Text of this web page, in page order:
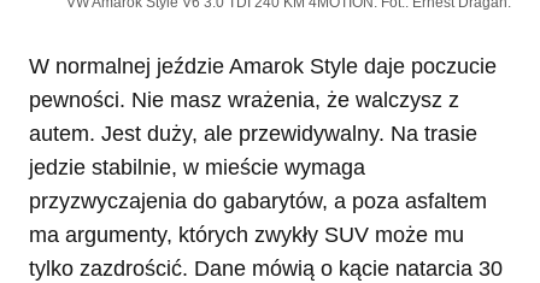
W normalnej jeździe Amarok Style daje poczucie
pewności. Nie masz wrażenia, że walczysz z
autem. Jest duży, ale przewidywalny. Na trasie
jedzie stabilnie, w mieście wymaga
przyzwyczajenia do gabarytów, a poza asfaltem
ma argumenty, których zwykły SUV może mu
tylko zazdrościć. Dane mówią o kącie natarcia 30